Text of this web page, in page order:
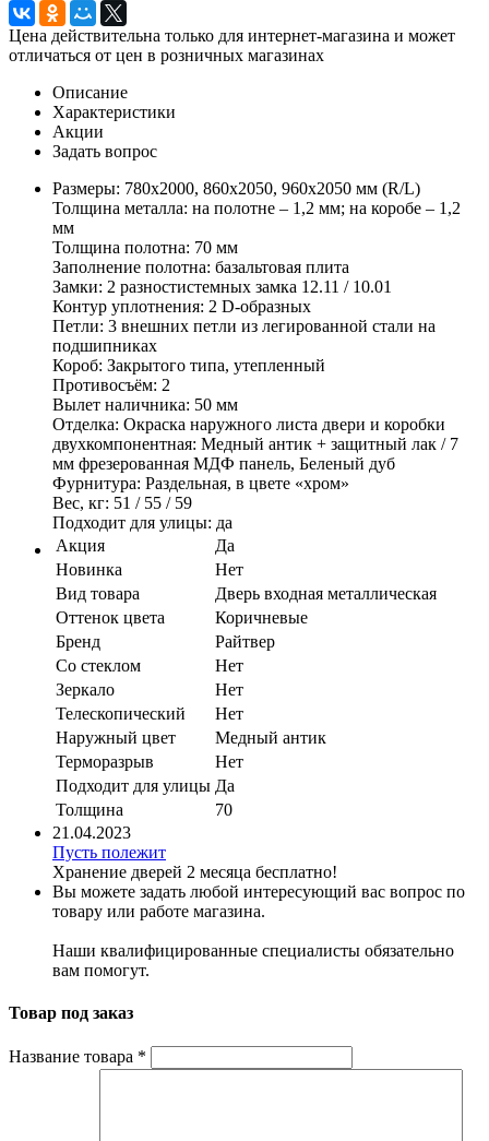
Цена действительна только для интернет-магазина и может
отличаться от цен в розничных магазинах
Описание
Характеристики
Акции
Задать вопрос
Размеры: 780х2000, 860х2050, 960х2050 мм (R/L)
Толщина металла: на полотне – 1,2 мм; на коробе – 1,2
мм
Толщина полотна: 70 мм
Заполнение полотна: базальтовая плита
Замки: 2 разностистемных замка 12.11 / 10.01
Контур уплотнения: 2 D-образных
Петли: 3 внешних петли из легированной стали на
подшипниках
Короб: Закрытого типа, утепленный
Противосъём: 2
Вылет наличника: 50 мм
Отделка: Окраска наружного листа двери и коробки
двухкомпонентная: Медный антик + защитный лак / 7
мм фрезерованная МДФ панель, Беленый дуб
Фурнитура: Раздельная, в цвете «хром»
Вес, кг: 51 / 55 / 59
Подходит для улицы: да
Акция
Да
Новинка
Нет
Вид товара
Дверь входная металлическая
Оттенок цвета
Коричневые
Бренд
Райтвер
Со стеклом
Нет
Зеркало
Нет
Телескопический
Нет
Наружный цвет
Медный антик
Терморазрыв
Нет
Подходит для улицы Да
Толщина
70
21.04.2023
Пусть полежит
Хранение дверей 2 месяца бесплатно!
Вы можете задать любой интересующий вас вопрос по
товару или работе магазина.
Наши квалифицированные специалисты обязательно
вам помогут.
Товар под заказ
Название товара *